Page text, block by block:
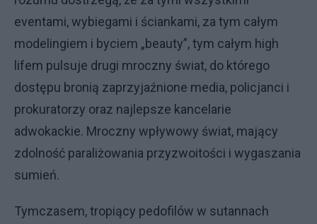
eventami, wybiegami i ściankami, za tym całym
modelingiem i byciem „beauty”, tym całym high
lifem pulsuje drugi mroczny świat, do którego
dostępu bronią zaprzyjaźnione media, policjanci i
prokuratorzy oraz najlepsze kancelarie
adwokackie. Mroczny wpływowy świat, mający
zdolność paraliżowania przyzwoitości i wygaszania
sumień.
Tymczasem, tropiący pedofilów w sutannach